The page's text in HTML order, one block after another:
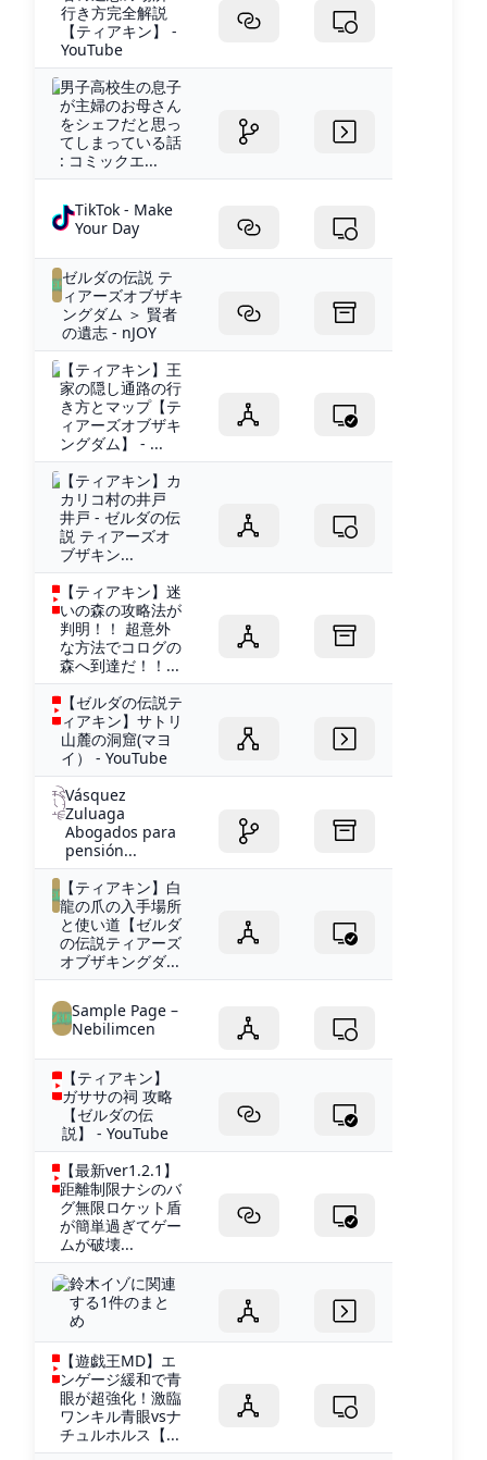
行き方完全解説
【ティアキン】 -
YouTube
男子高校生の息子
が主婦のお母さん
をシェフだと思っ
てしまっている話
: コミックエ...
TikTok - Make
Your Day
ゼルダの伝説 テ
ィアーズオブザキ
ングダム ＞ 賢者
の遺志 - nJOY
【ティアキン】王
家の隠し通路の行
き方とマップ【テ
ィアーズオブザキ
ングダム】 - ...
【ティアキン】カ
カリコ村の井戸
井戸 - ゼルダの伝
説 ティアーズオ
ブザキン...
【ティアキン】迷
いの森の攻略法が
判明！！ 超意外
な方法でコログの
森へ到達だ！！...
【ゼルダの伝説テ
ィアキン】サトリ
山麓の洞窟(マヨ
イ） - YouTube
Vásquez
Zuluaga
Abogados para
pensión...
【ティアキン】白
龍の爪の入手場所
と使い道【ゼルダ
の伝説ティアーズ
オブザキングダ...
Sample Page –
Nebilimcen
【ティアキン】
ガササの祠 攻略
【ゼルダの伝
説】 - YouTube
【最新ver1.2.1】
距離制限ナシのバ
グ無限ロケット盾
が簡単過ぎてゲー
ムが破壊...
鈴木イゾに関連
する1件のまと
め
【遊戯王MD】エ
ンゲージ緩和で青
眼が超強化！激臨
ワンキル青眼vsナ
チュルホルス【...